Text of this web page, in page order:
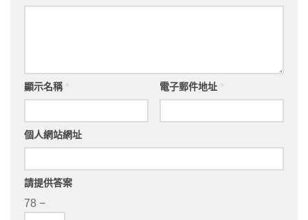
顯示名稱 電子郵件地址
個人網站網址
請提供答案
78 −